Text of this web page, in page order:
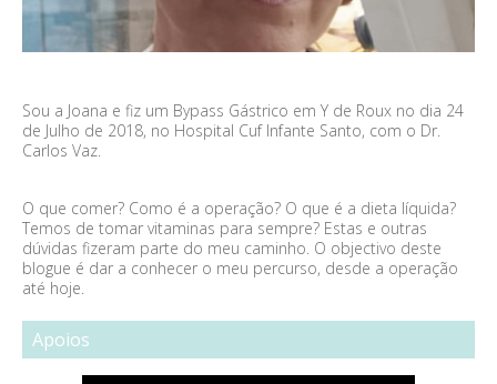
Sou a Joana e fiz um Bypass Gástrico em Y de Roux no dia 24
de Julho de 2018, no Hospital Cuf Infante Santo, com o Dr.
Carlos Vaz.
O que comer? Como é a operação? O que é a dieta líquida?
Temos de tomar vitaminas para sempre? Estas e outras
dúvidas fizeram parte do meu caminho. O objectivo deste
blogue é dar a conhecer o meu percurso, desde a operação
até hoje.
Apoios